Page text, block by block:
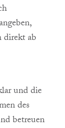
direkt ab
und die
des
betreuen